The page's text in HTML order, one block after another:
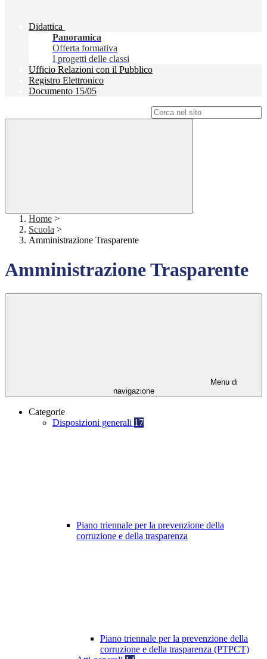
Didattica
Panoramica
Offerta formativa
I progetti delle classi
Ufficio Relazioni con il Pubblico
Registro Elettronico
Documento 15/05
Home >
Scuola >
Amministrazione Trasparente
Amministrazione Trasparente
Menu di
navigazione
Categorie
Disposizioni generali 17
Piano triennale per la prevenzione della
corruzione e della trasparenza
Piano triennale per la prevenzione della
corruzione e della trasparenza (PTPCT)